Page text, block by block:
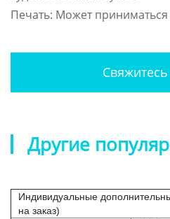
Печать: Может приниматься
Другие
Индивидуальные
на заказ)